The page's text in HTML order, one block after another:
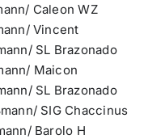
Caleon WZ
Vincent
SL Brazonado
Maicon
SL Brazonado
SIG Chaccinus
Barolo H